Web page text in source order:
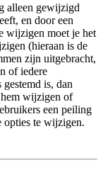
alleen gewijzigd
en door een
wijzigen moet je het
(hieraan is de
zijn uitgebracht,
of iedere
is, dan
hem wijzigen of
een peiling
opties te wijzigen.